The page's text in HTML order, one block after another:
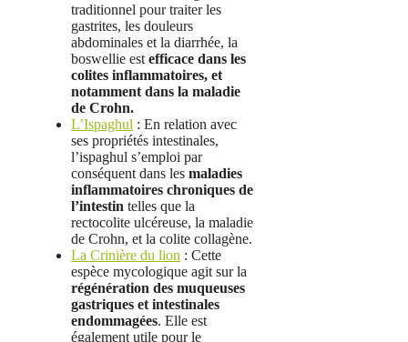
traditionnel pour traiter les
gastrites, les douleurs
abdominales et la diarrhée, la
boswellie est efficace dans les
colites inflammatoires, et
notamment dans la maladie
de Crohn.
L’Ispaghul : En relation avec
ses propriétés intestinales,
l’ispaghul s’emploi par
conséquent dans les maladies
inflammatoires chroniques de
l’intestin telles que la
rectocolite ulcéreuse, la maladie
de Crohn, et la colite collagène.
La Crinière du lion : Cette
espèce mycologique agit sur la
régénération des muqueuses
gastriques et intestinales
endommagées. Elle est
également utile pour le